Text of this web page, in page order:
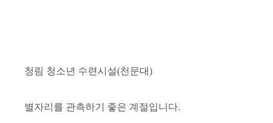
청림 청소년 수련시설(천문대)
별자리를 관측하기 좋은 계절입니다.